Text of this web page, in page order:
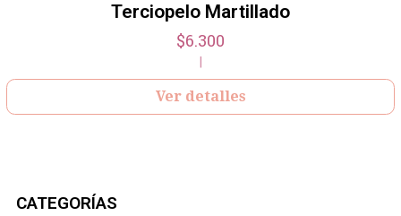
No disponibleTerciopelo Martillado
$6.300
|
Ver detalles
CATEGORÍAS